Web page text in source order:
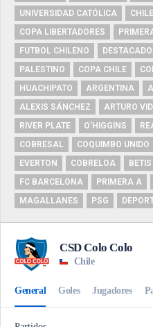
UNIVERSIDAD CATÓLICA
CHILE
COPA LIBERTADORES
FUTBOL CHILENO
PALESTINO
COPA CHILE
HUACHIPATO
ARGENTINA
ALEXIS SÁNCHEZ
ARTURO
RIVER PLATE
O'HIGGINS
COBRESAL
COQUIMBO UNIDO
EVERTON
COBRELOA BETIS
FC BARCELONA
PRIMERA A
MAGALLANES
PSG